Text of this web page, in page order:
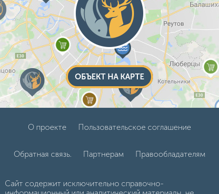
ОБЪЕКТ НА КАРТЕ
О проекте Пользовательское соглашение
Обратная связь. Партнерам Правообладателям
Сайт содержит исключительно справочно-